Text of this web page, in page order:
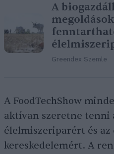
A
Greendex Szemle
A FoodTechShow
aktívan szeretne tenni
élelmiszeriparért és az
kereskedelemért. A